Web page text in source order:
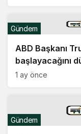
ABD Başkanı
başlayacağını
Gündem
1 ay önce
Gündem